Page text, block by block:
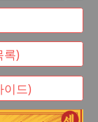
록)
이드)